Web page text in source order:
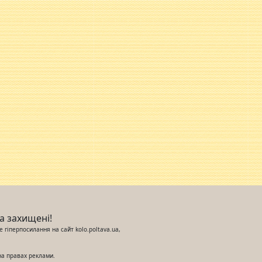
захищені!
гіперпосилання на сайт kolo.poltava.ua,
правах реклами.